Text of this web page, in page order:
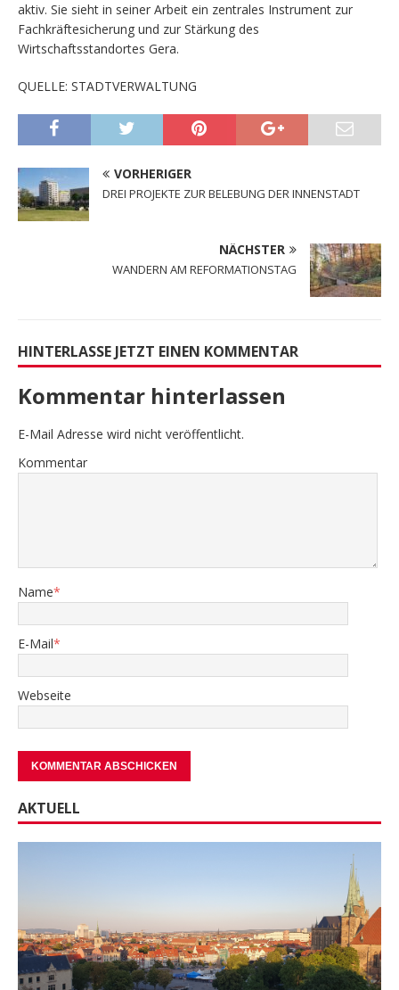
aktiv. Sie sieht in seiner Arbeit ein zentrales Instrument zur
Fachkräftesicherung und zur Stärkung des
Wirtschaftsstandortes Gera.
QUELLE: STADTVERWALTUNG
VORHERIGER
DREI PROJEKTE ZUR BELEBUNG DER INNENSTADT
NÄCHSTER
WANDERN AM REFORMATIONSTAG
HINTERLASSE JETZT EINEN KOMMENTAR
Kommentar hinterlassen
E-Mail Adresse wird nicht veröffentlicht.
Kommentar
Name*
E-Mail*
Webseite
AKTUELL